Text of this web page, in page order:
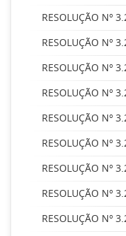
RESOLUÇÃO Nº
RESOLUÇÃO Nº
RESOLUÇÃO Nº
RESOLUÇÃO Nº
RESOLUÇÃO Nº
RESOLUÇÃO Nº
RESOLUÇÃO Nº
RESOLUÇÃO Nº
RESOLUÇÃO Nº